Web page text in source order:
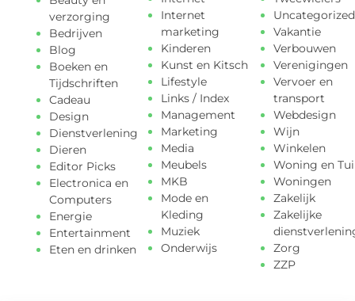
verzorging
Bedrijven
Blog
Boeken en
Tijdschriften
Cadeau
Design
Dienstverlening
Dieren
Editor Picks
Electronica en
Computers
Energie
Entertainment
Eten en drinken
Internet
marketing
Kinderen
Kunst en Kitsch
Lifestyle
Links / Index
Management
Marketing
Media
Meubels
MKB
Mode en
Kleding
Muziek
Onderwijs
Uncategorized
Vakantie
Verbouwen
Verenigingen
Vervoer en
transport
Webdesign
Wijn
Winkelen
Woning en
Woningen
Zakelijk
Zakelijke
Zorg
ZZP